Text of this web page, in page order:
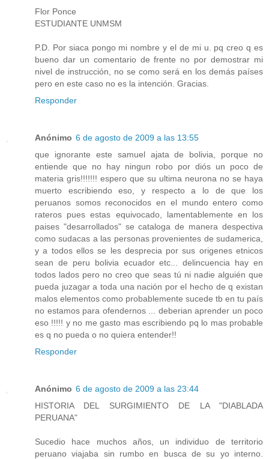
Flor Ponce
ESTUDIANTE UNMSM
P.D. Por siaca pongo mi nombre y el de mi u. pq creo q es
bueno dar un comentario de frente no por demostrar mi
nivel de instrucción, no se como será en los demás países
pero en este caso no es la intención. Gracias.
Responder
Anónimo 6 de agosto de 2009 a las 13:55
que ignorante este samuel ajata de bolivia, porque no
entiende que no hay ningun robo por diós un poco de
materia gris!!!!!!! espero que su ultima neurona no se haya
muerto escribiendo eso, y respecto a lo de que los
peruanos somos reconocidos en el mundo entero como
rateros pues estas equivocado, lamentablemente en los
paises "desarrollados" se cataloga de manera despectiva
como sudacas a las personas provenientes de sudamerica,
y a todos ellos se les desprecia por sus origenes etnicos
sean de peru bolivia ecuador etc... delincuencia hay en
todos lados pero no creo que seas tú ni nadie alguién que
pueda juzagar a toda una nación por el hecho de q existan
malos elementos como probablemente sucede tb en tu país
no estamos para ofendernos ... deberian aprender un poco
eso !!!!! y no me gasto mas escribiendo pq lo mas probable
es q no pueda o no quiera entender!!
Responder
Anónimo 6 de agosto de 2009 a las 23:44
HISTORIA DEL SURGIMIENTO DE LA "DIABLADA
PERUANA"
Sucedio hace muchos años, un individuo de territorio
peruano viajaba sin rumbo en busca de su yo interno.